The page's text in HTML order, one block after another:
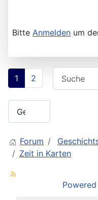
Bitte Anmelden um
1 2
Forum
Zeit in Karten